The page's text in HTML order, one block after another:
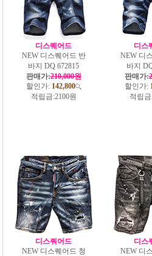
디스퀘어드
NEW 디스퀘어드 반
바지 DQ 672815
판매가:210,000원
할인가: 142,800
적립금:2100원
디스
NEW 디
바지
판매가:
할인가:
적립
디스쿼어드
NEW 디스퀘어드 청
디스
NEW 디